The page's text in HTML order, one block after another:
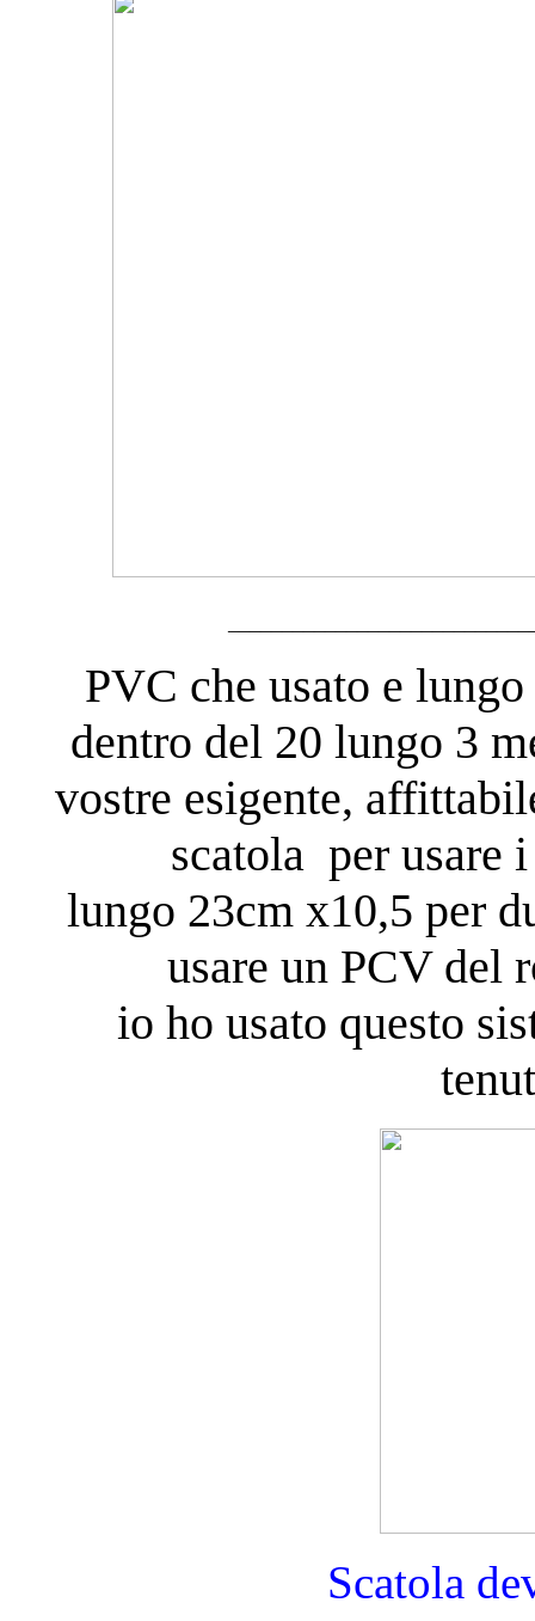
PVC che usato e
dentro del 20 lungo 3
vostre esigente,
scatola per usare
lungo 23cm x10,5 per
usare un PCV del
io ho usato questo
Scatola